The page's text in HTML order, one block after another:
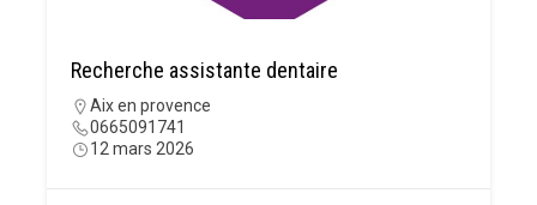
Recherche assistante dentaire
Aix en provence
0665091741
12 mars 2026